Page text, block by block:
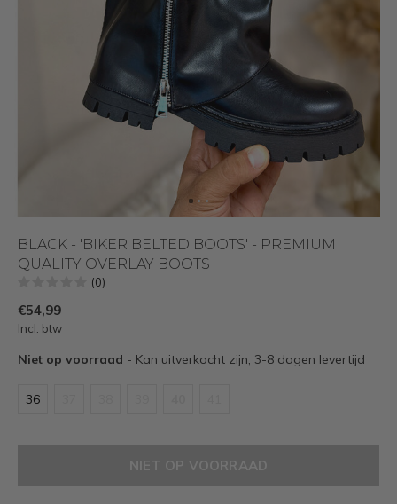
BLACK - 'BIKER BELTED BOOTS' - PREMIUM
QUALITY OVERLAY BOOTS
(0)
€54,99
Incl. btw
Niet op voorraad - Kan uitverkocht zijn, 3-8 dagen levertijd
36
NIET OP VOORRAAD